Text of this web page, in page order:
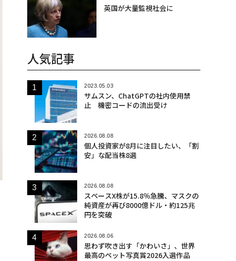
英国が大量監視社会に
人気記事
2023.05.03
サムスン、ChatGPTの社内使用禁
止 機密コードの流出受け
2026.08.08
個人投資家が8月に注目したい、「割
安」な配当株8選
2026.08.08
スペースX株が15.8％急騰、マスクの
純資産が再び8000億ドル・約125兆
円を突破
2026.08.06
思わず吹き出す「かわいさ」、世界
最高のペット写真賞2026入選作品